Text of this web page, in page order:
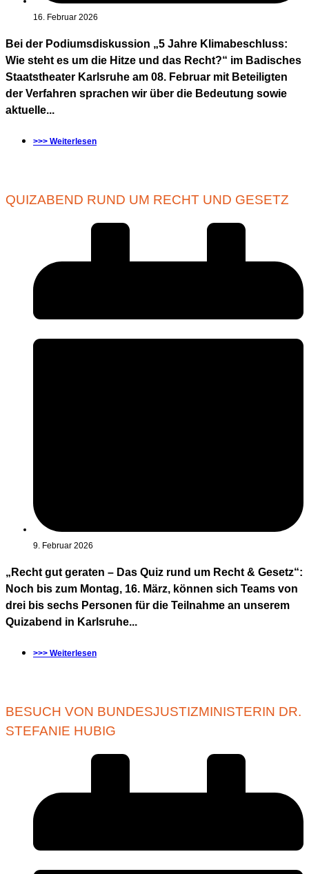
16. Februar 2026
Bei der Podiumsdiskussion „5 Jahre Klimabeschluss:
Wie steht es um die Hitze und das Recht?“ im Badisches
Staatstheater Karlsruhe am 08. Februar mit Beteiligten
der Verfahren sprachen wir über die Bedeutung sowie
aktuelle...
>>> Weiterlesen
QUIZABEND RUND UM RECHT UND GESETZ
9. Februar 2026
„Recht gut geraten – Das Quiz rund um Recht & Gesetz“:
Noch bis zum Montag, 16. März, können sich Teams von
drei bis sechs Personen für die Teilnahme an unserem
Quizabend in Karlsruhe...
>>> Weiterlesen
BESUCH VON BUNDESJUSTIZMINISTERIN DR.
STEFANIE HUBIG